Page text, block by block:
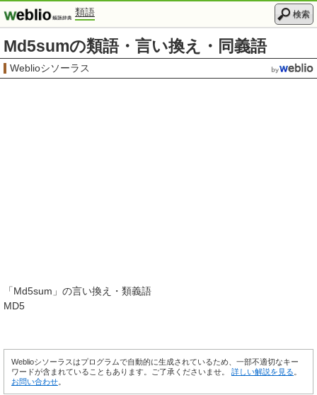
類語 検索
Md5sumの類語・言い換え・同義語
Weblioシソーラス
「Md5sum 」の言い換え・類義語
MD5
Weblioシソーラスはプログラムで自動的に生成されているため、一部不適切なキー
ワードが含まれていることもあります。ご了承くださいませ。 詳しい解説を見る
お問い合わせ